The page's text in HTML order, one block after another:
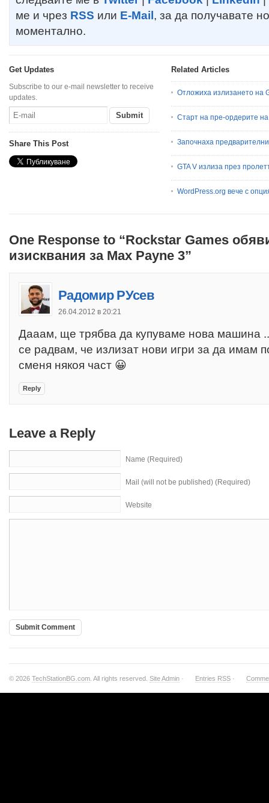
ме и чрез RSS или E-Mail , за да получавате
моментално.
Get Updates
Subscribe to our e-mail newsletter to receive
updates.
Share This Post
Related Articles
Отложиха излизането на
Старт на пре-ордерите
Започнаха
GTA V излиза през
WordPress.org вече с
One Response to “Rockstar Games
изисквания за Max Payne 3”
Радомир РУсев
26.04.2012 в 20:21
Дааам, ще трябва да купуваме нова машина
се радвам, че излизат нови игри за да имам
сменя някоя част 😀
Reply
Leave a Reply
Name (Required)
Mail (will not be published) (Required)
Website
© 2026 TechStationBG.com . All rights reserved. Site Admin · Entries RSS ·